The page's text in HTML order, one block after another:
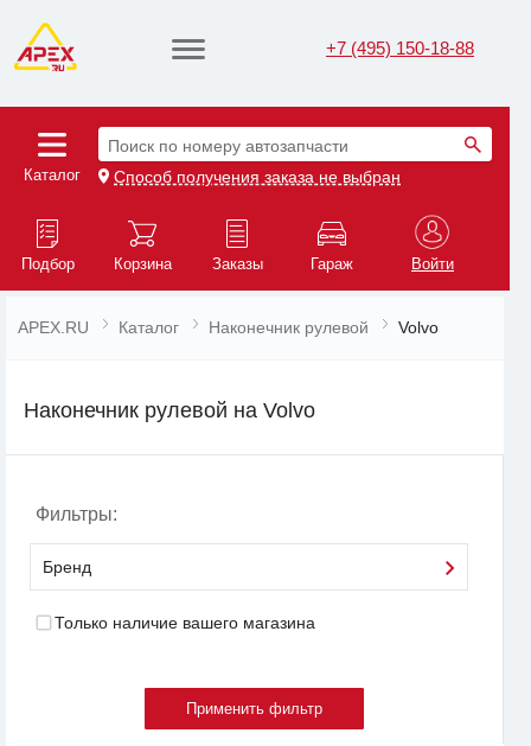
+7 (495) 150-18-88
Каталог
Поиск по номеру автозапчасти
Способ получения заказа не выбран
Подбор Корзина Заказы Гараж Войти
APEX.RU Каталог Наконечник рулевой Volvo
Наконечник рулевой на Volvo
Фильтры:
Бренд
Только наличие вашего магазина